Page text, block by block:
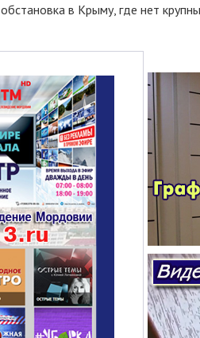
обстановка в Крыму, где нет